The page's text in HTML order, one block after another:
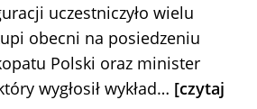
uczestniczyło wielu
obecni na posiedzeniu
Polski oraz minister
wygłosił wykład… [czytaj